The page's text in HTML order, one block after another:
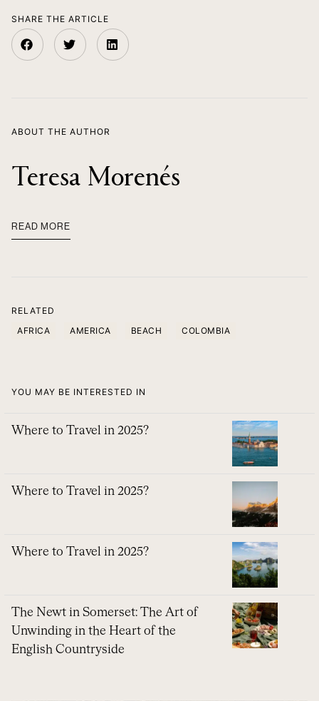
SHARE THE ARTICLE
ABOUT THE AUTHOR
Teresa Morenés
READ MORE
RELATED
AFRICA
AMERICA BEACH COLOMBIA
YOU MAY BE INTERESTED IN
Where to Travel in 2025?
Where to Travel in 2025?
Where to Travel in 2025?
The Newt in Somerset: The Art of
Unwinding in the Heart of the
English Countryside